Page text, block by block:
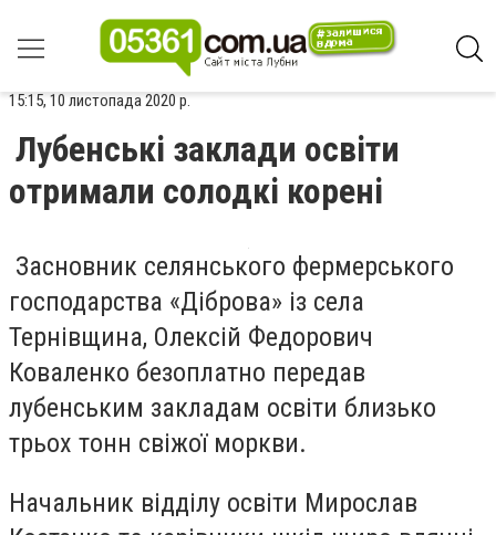
15:15, 10 листопада 2020 р.
Лубенські заклади освіти
отримали солодкі корені
Засновник селянського фермерського
господарства «Діброва» із села
Тернівщина, Олексій Федорович
Коваленко безоплатно передав
лубенським закладам освіти близько
трьох тонн свіжої моркви.
Начальник відділу освіти Мирослав